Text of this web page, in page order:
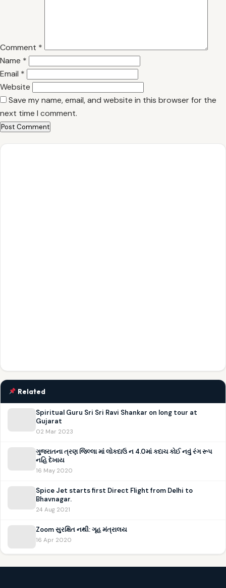
Comment *
Name *
Email *
Website
Save my name, email, and website in this browser for the
next time I comment.
Related
Spiritual Guru Sri Sri Ravi Shankar on long tour at
Gujarat
02 Mar 2023
ગુજરાતના ત્રણ જિલ્લા માં લોકદાઉ ન 4.0માં કદાચ કોઈ નવું રંગ રૂપ
નહિ દેખાય
16 May 2020
Spice Jet starts first Direct Flight from Delhi to
Bhavnagar.
24 Aug 2021
Zoom સુરક્ષિત નથી: ગૃહ મંત્રાલય
16 Apr 2020